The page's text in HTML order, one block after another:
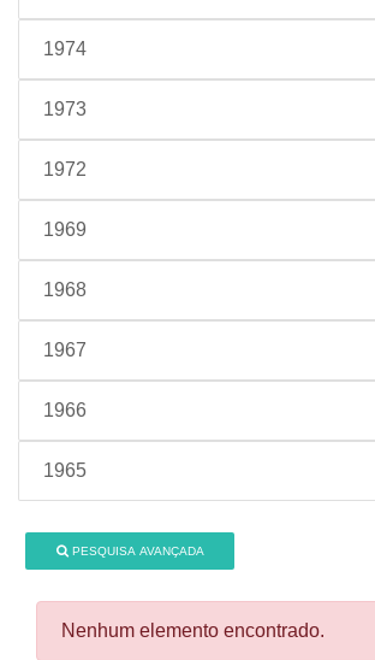
1974
1973
1972
1969
1968
1967
1966
1965
PESQUISA AVANÇADA
Nenhum elemento encontrado.